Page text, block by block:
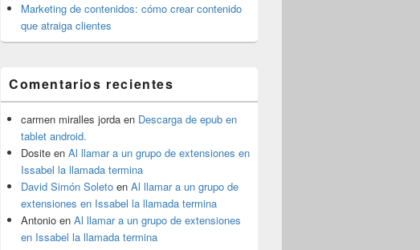
Marketing de contenidos: cómo crear contenido
que atraiga clientes
Comentarios recientes
carmen miralles jorda en Descarga de epub en
tablet android.
Dosite en Al llamar a un grupo de extensiones en
Issabel la llamada termina
David Simón Soleto en Al llamar a un grupo de
extensiones en Issabel la llamada termina
Antonio en Al llamar a un grupo de extensiones
en Issabel la llamada termina